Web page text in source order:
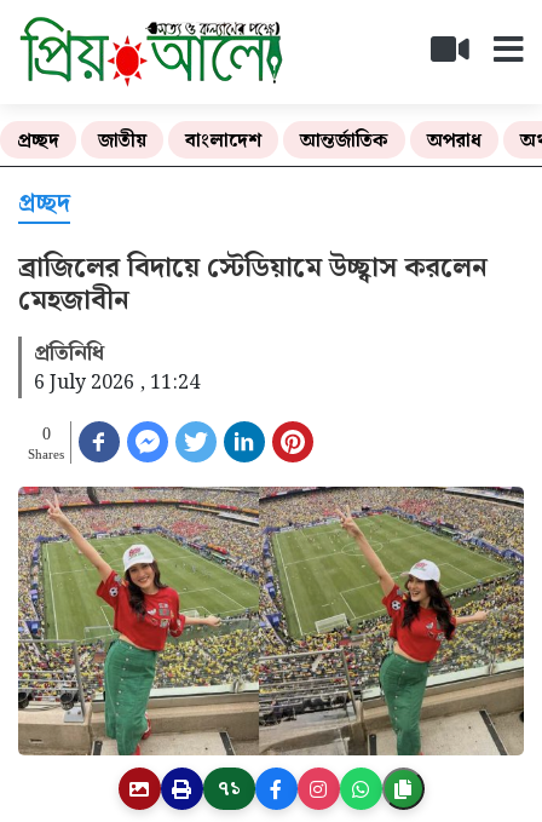
প্রচ্ছদ জাতীয় বাংলাদেশ আন্তর্জাতিক অপরাধ
প্রচ্ছদ
ব্রাজিলের বিদায়ে স্টেডিয়ামে উচ্ছ্বাস করলেন
মেহজাবীন
প্রতিনিধি
6 July 2026 , 11:24
0
Shares
৭১